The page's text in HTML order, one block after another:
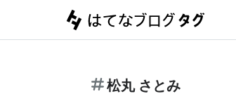
松丸 さとみ